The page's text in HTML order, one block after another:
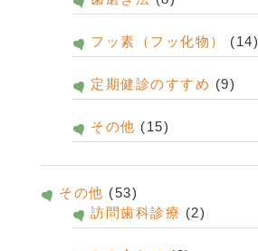
フッ素（フッ化物） (14)
定期健診のすすめ (9)
その他 (15)
その他 (53)
訪問歯科診療 (2)